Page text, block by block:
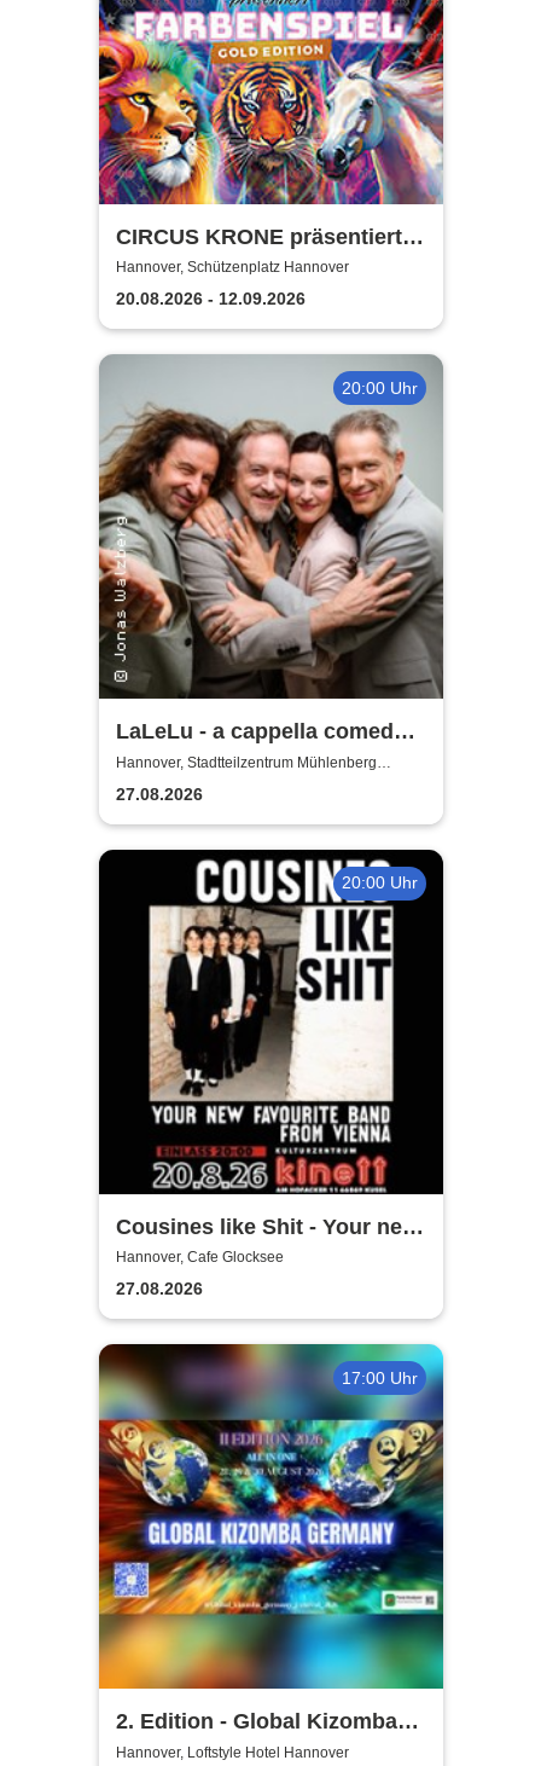
CIRCUS KRONE präsentiert
FARBENSPIEL - Gold Edition
| Hannover
Hannover, Schützenplatz Hannover
20.08.2026 - 12.09.2026
20:00 Uhr
LaLeLu - a cappella comedy -
Urlaub vom Hirn
Hannover, Stadtteilzentrum Mühlenberg
Hannover
27.08.2026
20:00 Uhr
Cousines like Shit - Your new
favourite band from Vienna
Hannover, Cafe Glocksee
27.08.2026
17:00 Uhr
2. Edition - Global Kizomba
Germany Festival
Hannover, Loftstyle Hotel Hannover